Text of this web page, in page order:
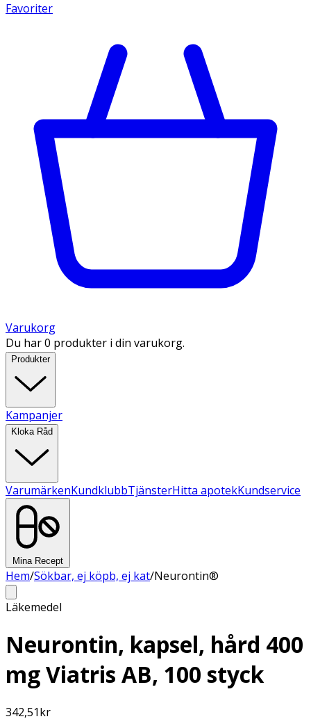
Favoriter
Varukorg
Du har 0 produkter i din varukorg.
Produkter
Kampanjer
Kloka Råd
VarumärkenKundklubbTjänsterHitta apotekKundservice
Mina Recept
Hem/Sökbar, ej köpb, ej kat/Neurontin®
Läkemedel
Neurontin, kapsel, hård 400
mg Viatris AB, 100 styck
342,51kr